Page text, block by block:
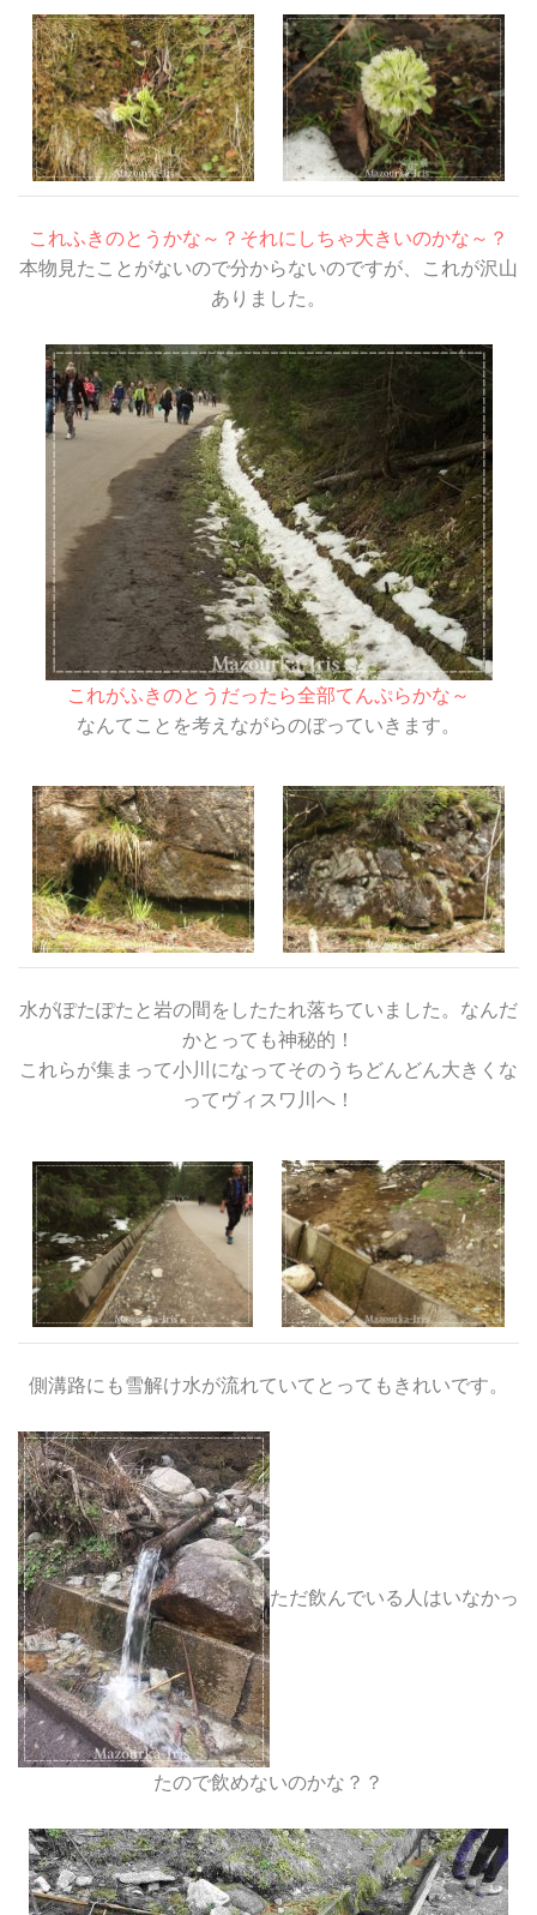
これふきのとうかな～？それにしちゃ大きいのかな～？
本物見たことがないので分からないのですが、これが沢山
ありました。
これがふきのとうだったら全部てんぷらかな～
なんてことを考えながらのぼっていきます。
水がぽたぽたと岩の間をしたたれ落ちていました。なんだ
かとっても神秘的！
これらが集まって小川になってそのうちどんどん大きくな
ってヴィスワ川へ！
側溝路にも雪解け水が流れていてとってもきれいです。
ただ飲んでいる人はいなかっ
たので飲めないのかな？？